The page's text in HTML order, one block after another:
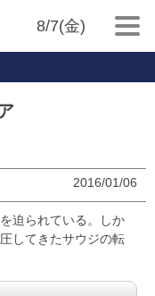
8/7(金)
2016/01/06
迫られている。しか
してきたサウジの転